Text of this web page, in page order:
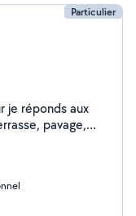
Particulier
je réponds aux
pavage,
Jaime l'entraide